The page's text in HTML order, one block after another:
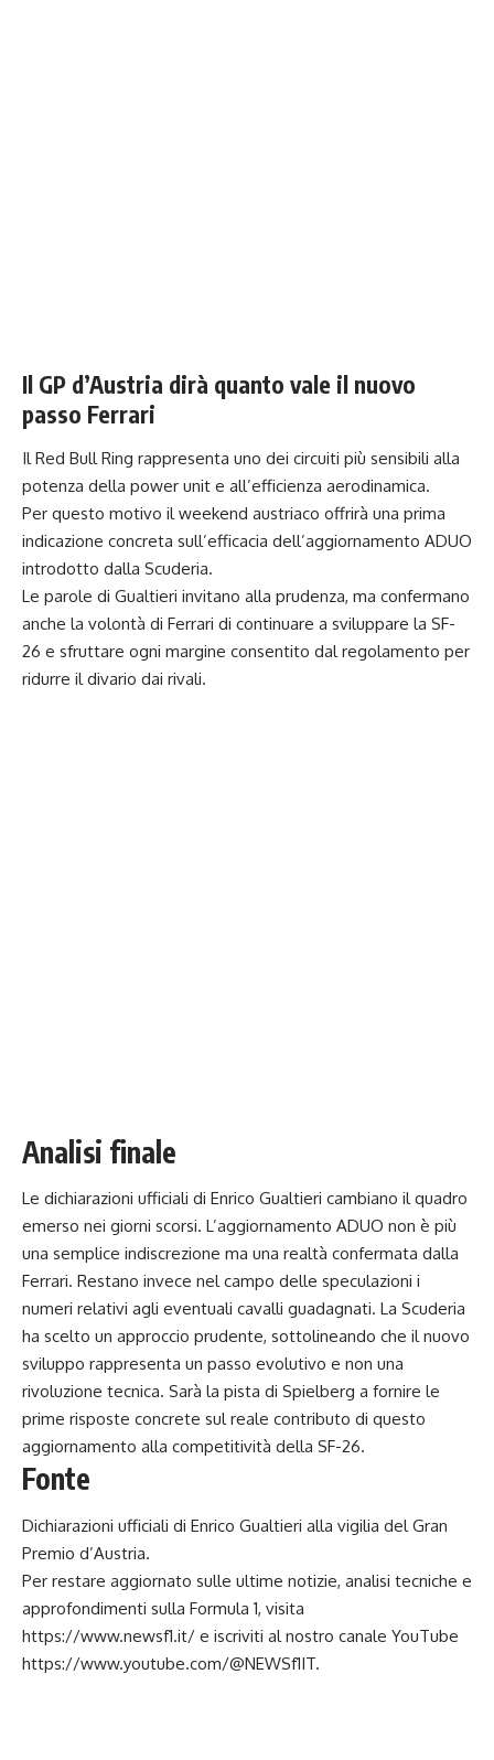
Il GP d’Austria dirà quanto vale il nuovo
passo Ferrari
Il Red Bull Ring rappresenta uno dei circuiti più sensibili alla
potenza della power unit e all’efficienza aerodinamica.
Per questo motivo il weekend austriaco offrirà una prima
indicazione concreta sull’efficacia dell’aggiornamento ADUO
introdotto dalla Scuderia.
Le parole di Gualtieri invitano alla prudenza, ma confermano
anche la volontà di Ferrari di continuare a sviluppare la SF-
26 e sfruttare ogni margine consentito dal regolamento per
ridurre il divario dai rivali.
Analisi finale
Le dichiarazioni ufficiali di Enrico Gualtieri cambiano il quadro
emerso nei giorni scorsi. L’aggiornamento ADUO non è più
una semplice indiscrezione ma una realtà confermata dalla
Ferrari. Restano invece nel campo delle speculazioni i
numeri relativi agli eventuali cavalli guadagnati. La Scuderia
ha scelto un approccio prudente, sottolineando che il nuovo
sviluppo rappresenta un passo evolutivo e non una
rivoluzione tecnica. Sarà la pista di Spielberg a fornire le
prime risposte concrete sul reale contributo di questo
aggiornamento alla competitività della SF-26.
Fonte
Dichiarazioni ufficiali di Enrico Gualtieri alla vigilia del Gran
Premio d’Austria.
Per restare aggiornato sulle ultime notizie, analisi tecniche e
approfondimenti sulla Formula 1, visita
https://www.newsf1.it/ e iscriviti al nostro canale YouTube
https://www.youtube.com/@NEWSf1IT.